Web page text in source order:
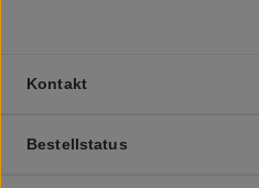
Kontakt
Bestellstatus